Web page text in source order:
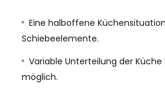
Eine halboffene
Schiebeelemente.
Variable Unterteilung der
möglich.